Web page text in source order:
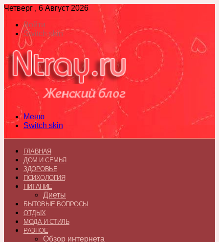
Четверг , 6 Август 2026
Войти
Switch skin
Меню
Switch skin
ГЛАВНАЯ
ДОМ И СЕМЬЯ
ЗДОРОВЬЕ
ПСИХОЛОГИЯ
ПИТАНИЕ
Диеты
БЫТОВЫЕ ВОПРОСЫ
ОТДЫХ
МОДА И СТИЛЬ
РАЗНОЕ
Обзор интернета